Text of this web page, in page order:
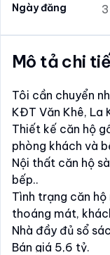
Ngày đăng
Mô tả chi
Tôi cần chuyển
KĐT Văn Khê, La
Thiết kế căn hộ
phòng khách và
Nội thất căn hộ
bếp..
Tình trạng căn
thoáng mát,
Nhà đầy đủ sổ
Bán giá 5,6 tỷ.